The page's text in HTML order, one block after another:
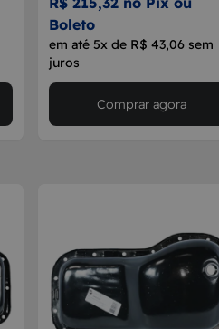
Boleto
em até 5x de R$ 43,06 sem
juros
Comprar agora